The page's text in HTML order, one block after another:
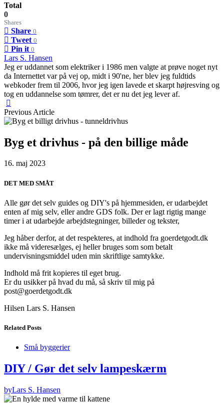
Total
0
Shares
Share 0
Tweet 0
Pin it 0
Lars S. Hansen
Jeg er uddannet som elektriker i 1986 men valgte at prøve noget nyt
da Internettet var på vej op, midt i 90'ne, her blev jeg fuldtids
webkoder frem til 2006, hvor jeg igen lavede et skarpt højresving og
tog en uddannelse som tømrer, det er nu det jeg lever af.
Previous Article
Byg et drivhus - på den billige måde
16. maj 2023
DET MED SMÅT
Alle gør det selv guides og DIY's på hjemmesiden, er udarbejdet
enten af mig selv, eller andre GDS folk. Der er lagt rigtig mange
timer i at udarbejde arbejdstegninger, billeder og tekster,
Jeg håber derfor, at det respekteres, at indhold fra goerdetgodt.dk
ikke må videresælges, ej heller bruges som som betalt
undervisningsmiddel uden min skriftlige samtykke.
Indhold må frit kopieres til eget brug.
Er du usikker på hvad du må, så skriv til mig på
post@goerdetgodt.dk
Hilsen Lars S. Hansen
Related Posts
Små byggerier
DIY / Gør det selv lampeskærm
byLars S. Hansen